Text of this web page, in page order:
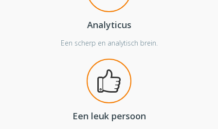
Analyticus
Een scherp en analytisch brein.
Een leuk persoon